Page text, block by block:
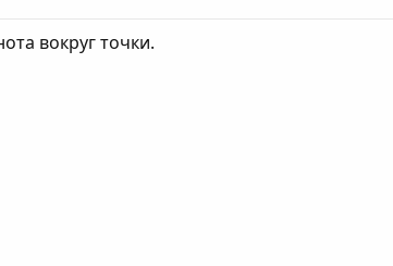
вокруг точки.